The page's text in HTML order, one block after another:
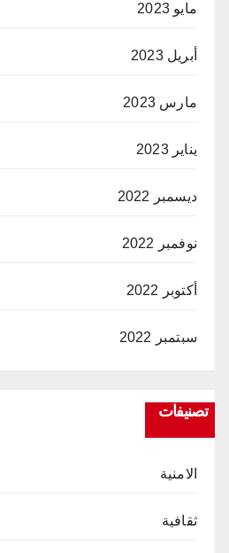
مايو 2023
أبريل 2023
مارس 2023
يناير 2023
ديسمبر 2022
نوفمبر 2022
أكتوبر 2022
سبتمبر 2022
تصنيفات
الامنية
ثقافية